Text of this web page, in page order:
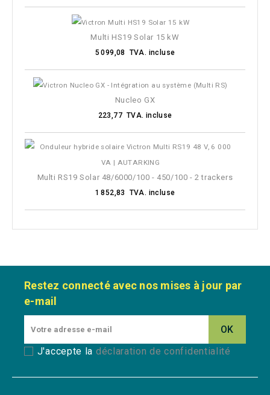
Puissance PV nominale 24V
Puissance PV nominale 48V
Puissance du panneau
MORE FILTERS
Multi HS19 Solar 15 kW
5 099,08 TVA. incluse
Nucleo GX
223,77 TVA. incluse
Multi RS19 Solar 48/6000/100 - 450/100 - 2 trackers
1 852,83 TVA. incluse
Restez connecté avec nos mises à jour par
e-mail
J'accepte la déclaration de confidentialité